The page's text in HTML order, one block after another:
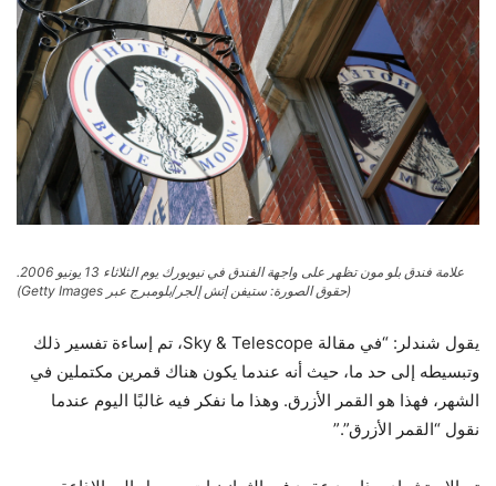
علامة فندق بلو مون تظهر على واجهة الفندق في نيويورك يوم الثلاثاء 13 يونيو 2006.
(حقوق الصورة: ستيفن إتش إلجر/بلومبرج عبر Getty Images)
يقول شندلر: “في مقالة Sky & Telescope، تم إساءة تفسير ذلك
وتبسيطه إلى حد ما، حيث أنه عندما يكون هناك قمرين مكتملين في
الشهر، فهذا هو القمر الأزرق. وهذا ما نفكر فيه غالبًا اليوم عندما
نقول “القمر الأزرق”.”